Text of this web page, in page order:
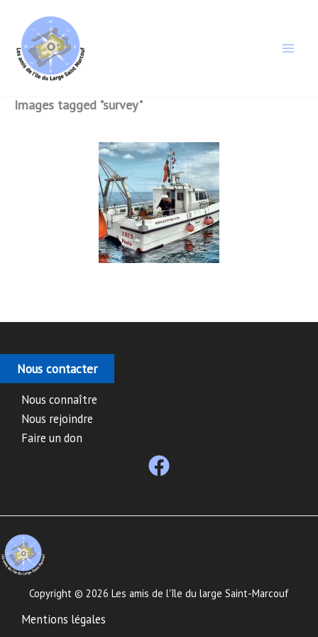
contenu
Images tagged "survey"
Nous contacter
Nous connaître
Nous rejoindre
Faire un don
Copyright © 2026 Les amis de l'île du large Saint-Marcouf
Mentions légales